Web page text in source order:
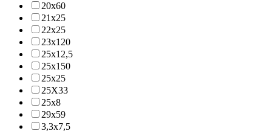
20x60
21x25
22x25
23x120
25x12,5
25x150
25x25
25X33
25x8
29x59
3,3x7,5